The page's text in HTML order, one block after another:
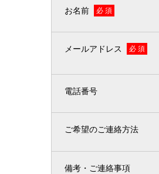
お名前 必 須
メールアドレス 必 須
電話番号
ご希望のご連絡方法
備考・ご連絡事項